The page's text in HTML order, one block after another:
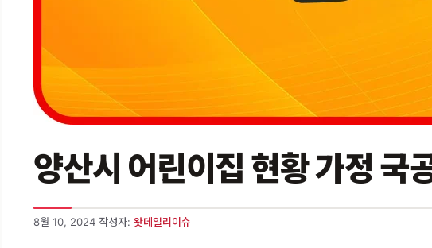
양산시 어린이집 현황 가정 국
8월 10, 2024 작성자: 왓데일리이슈